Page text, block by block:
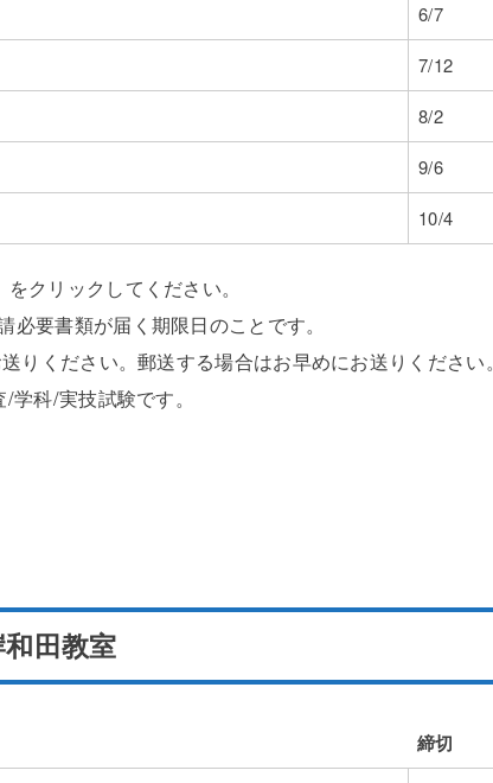
6/7
7/12
8/2
9/6
10/4
クリックしてください。
要書類が届く期限日のことです。
ください。郵送する場合はお早めにお送りください。
科/実技試験です。
田教室
締切